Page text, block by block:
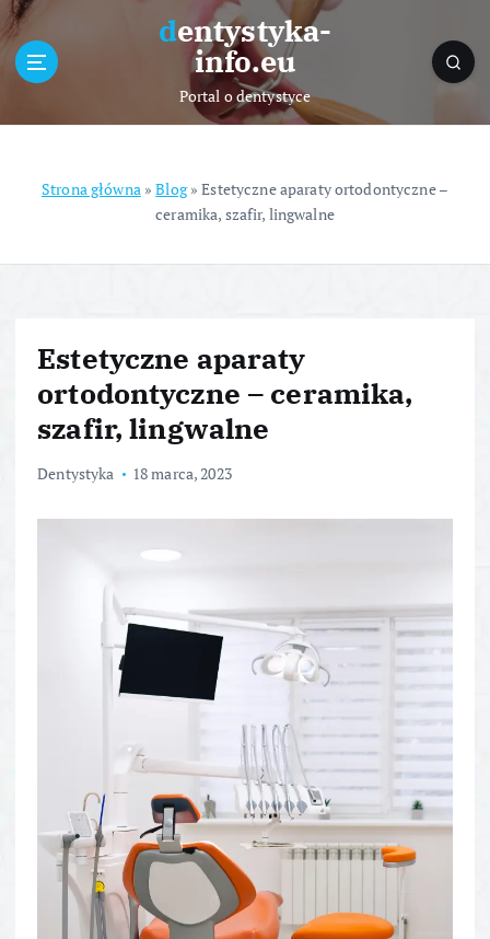
e
dentystyka-
info.eu
Portal o dentystyce
Strona główna»Blog»Estetyczne aparaty ortodontyczne –
ceramika, szafir, lingwalne
Estetyczne aparaty
ortodontyczne – ceramika,
szafir, lingwalne
Dentystyka 18 marca, 2023